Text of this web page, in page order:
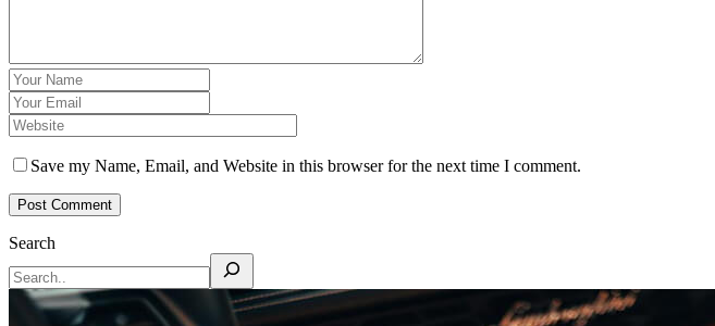
Save my Name, Email, and Website in this browser for the next time I comment.
Search